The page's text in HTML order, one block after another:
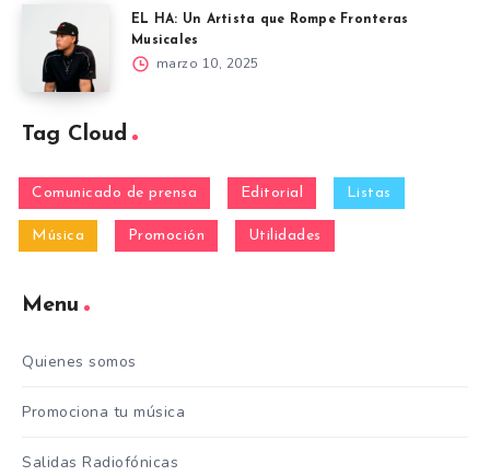
EL HA: Un Artista que Rompe Fronteras
Musicales
marzo 10, 2025
Tag Cloud
Comunicado de prensa Editorial Listas
Música Promoción Utilidades
Menu
Quienes somos
Promociona tu música
Salidas Radiofónicas